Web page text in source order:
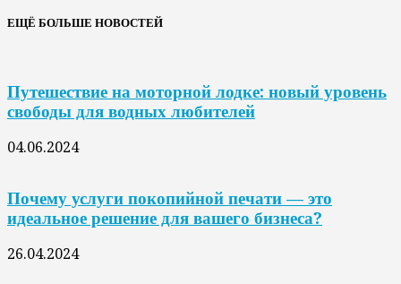
ЕЩЁ БОЛЬШЕ НОВОСТЕЙ
Путешествие на моторной лодке: новый уровень
свободы для водных любителей
04.06.2024
Почему услуги покопийной печати — это
идеальное решение для вашего бизнеса?
26.04.2024